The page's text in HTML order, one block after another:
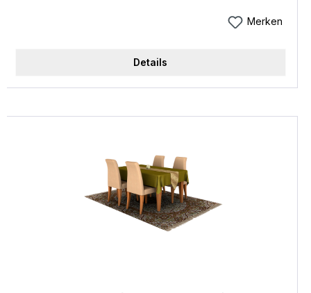
Rohrdurchmesser 63 mm mit abgerundeten Merken
Details